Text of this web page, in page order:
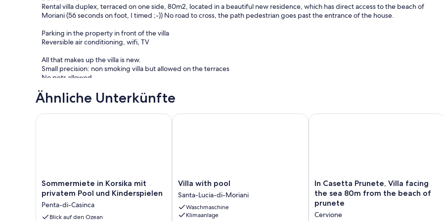
Rental villa duplex, terraced on one side, 80m2, located in a beautiful new residence, which has direct access to the beach of
Moriani (56 seconds on foot, I timed ;-)) No road to cross, the path pedestrian goes past the entrance of the house.
Parking in the property in front of the villa
Reversible air conditioning, wifi, TV
All that makes up the villa is new.
Small precision: non smoking villa but allowed on the terraces
No pets allowed.
On the ground floor:
Bathroom shower + WC
Laundry room with washing machine, necessary cleaning + storage
Fitted kitchen, ceramic hob, microwave, oven, coffee maker, toaster, dishwasher, iron and ironing board ...
Outside :
Private path between the car park and the garden / terrace
23m2 terrace with table, chairs, garden furniture, synthetic grass and barbecue
Ähnliche Unterkünfte
Sommermiete
in
Korsika
mit
privatem
Sommermiete in Korsika mit
privatem Pool und Kinderspielen
Penta-di-Casinca
Blick auf den Ozean
Sommermiete in Korsika mit privatem Pool und Kinderspielen
Villa
with
pool
Santa-
Lucia-
Villa with pool
Santa-Lucia-di-Moriani
Waschmaschine
Klimaanlage
Villa with pool
In
Casetta
Prunete,
Villa
facing
In Casetta Prunete, Villa facing
the sea 80m from the beach of
prunete
Cervione
In Casetta Prunete, Villa facing the